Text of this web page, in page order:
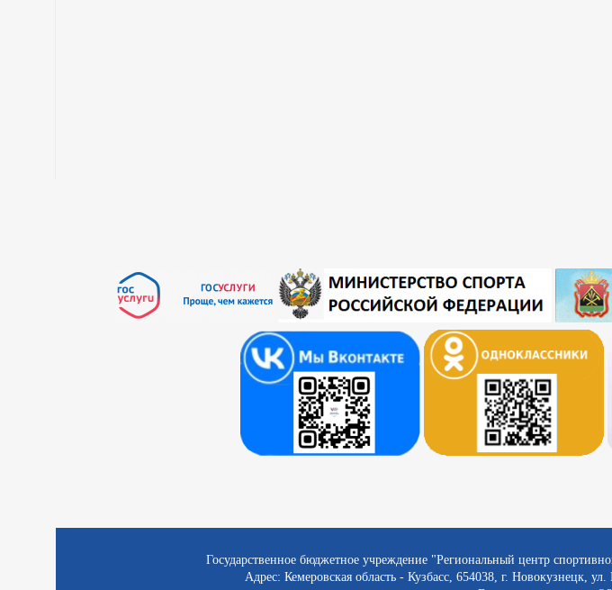
Государственное бюджетное учреждение "Региональный центр
Адрес: Кемеровская область - Кузбасс, 654038, г. Новокузнецк,